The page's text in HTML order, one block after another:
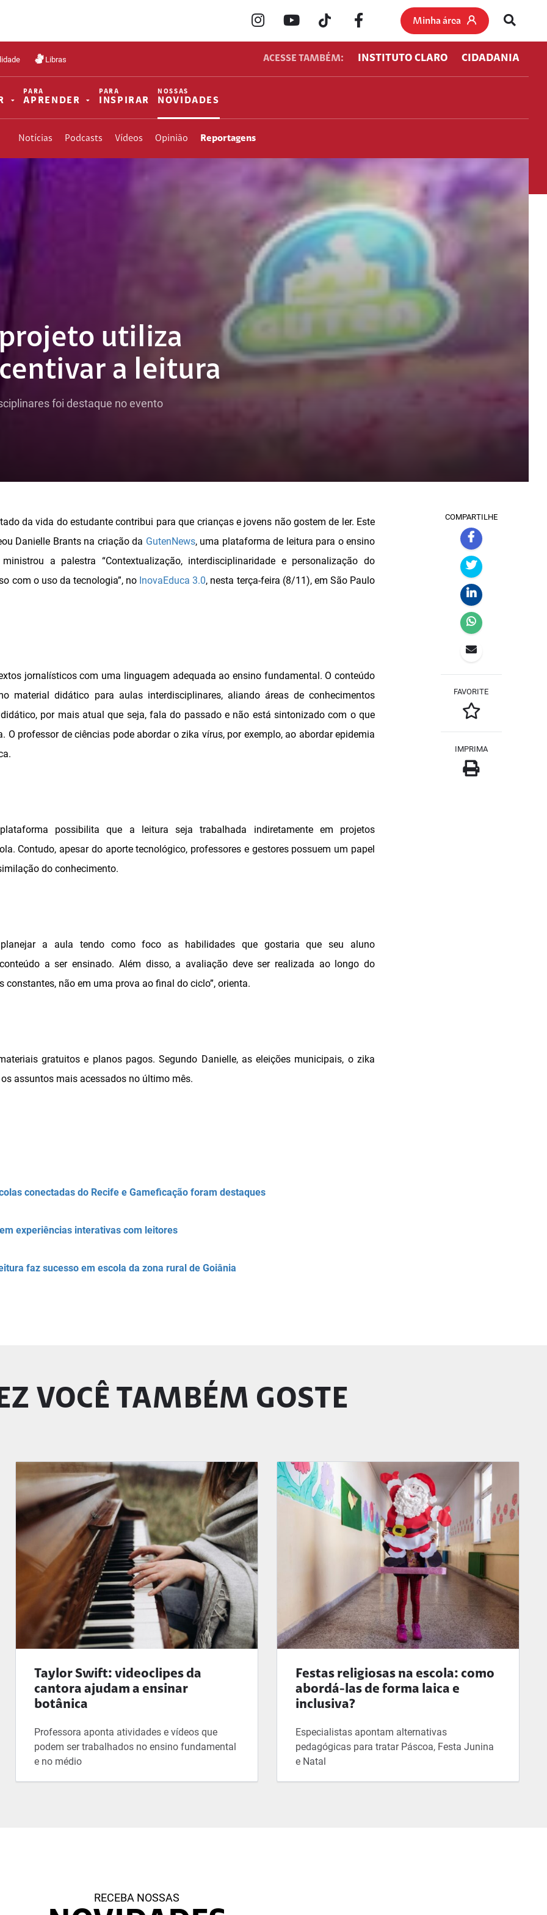
Minha área
Libras ACESSE TAMBÉM: INSTITUTO CLARO CIDADANIA
PARA
APRENDER
PARA
INSPIRAR
NOSSAS
NOVIDADES
Notícias Podcasts Vídeos Opinião Reportagens
utiliza
a leitura
foi destaque no evento
da vida do estudante contribui para que crianças e jovens não gostem de ler. Este
Danielle Brants na criação da GutenNews, uma plataforma de leitura para o ensino
a palestra “Contextualização, interdisciplinaridade e personalização do
com o uso da tecnologia”, no InovaEduca 3.0, nesta terça-feira (8/11), em São Paulo
jornalísticos com uma linguagem adequada ao ensino fundamental. O conteúdo
material didático para aulas interdisciplinares, aliando áreas de conhecimentos
por mais atual que seja, fala do passado e não está sintonizado com o que
O professor de ciências pode abordar o zika vírus, por exemplo, ao abordar epidemia
possibilita que a leitura seja trabalhada indiretamente em projetos
Contudo, apesar do aporte tecnológico, professores e gestores possuem um papel
do conhecimento.
planejar a aula tendo como foco as habilidades que gostaria que seu aluno
a ser ensinado. Além disso, a avaliação deve ser realizada ao longo do
constantes, não em uma prova ao final do ciclo”, orienta.
gratuitos e planos pagos. Segundo Danielle, as eleições municipais, o zika
assuntos mais acessados no último mês.
conectadas do Recife e Gameficação foram destaques
experiências interativas com leitores
faz sucesso em escola da zona rural de Goiânia
COMPARTILHE
FAVORITE
IMPRIMA
VOCÊ TAMBÉM GOSTE
Taylor Swift: videoclipes da
cantora ajudam a ensinar
botânica
Professora aponta atividades e vídeos que
podem ser trabalhados no ensino fundamental
e no médio
Festas religiosas na escola: como
abordá-las de forma laica e
inclusiva?
Especialistas apontam alternativas
pedagógicas para tratar Páscoa, Festa Junina
e Natal
RECEBA NOSSAS